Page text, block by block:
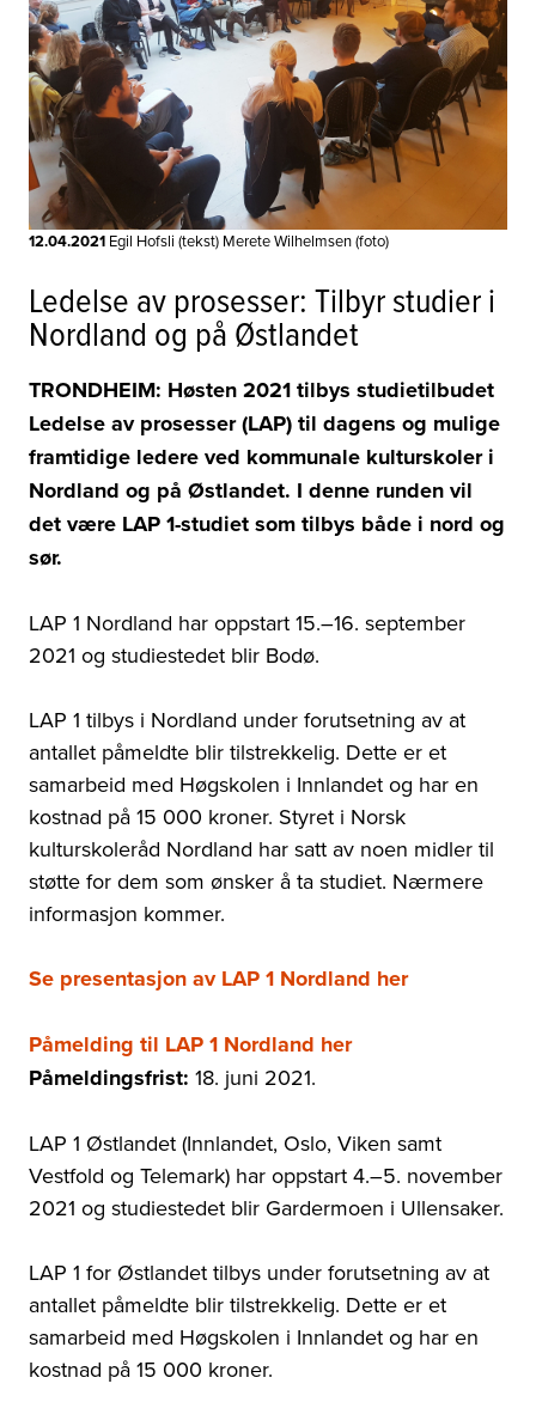
12.04.2021 Egil Hofsli (tekst) Merete Wilhelmsen (foto)
Ledelse av prosesser: Tilbyr studier i
Nordland og på Østlandet
TRONDHEIM: Høsten 2021 tilbys studietilbudet
Ledelse av prosesser (LAP) til dagens og mulige
framtidige ledere ved kommunale kulturskoler i
Nordland og på Østlandet. I denne runden vil
det være LAP 1-studiet som tilbys både i nord og
sør.
LAP 1 Nordland har oppstart 15.–16. september
2021 og studiestedet blir Bodø.
LAP 1 tilbys i Nordland under forutsetning av at
antallet påmeldte blir tilstrekkelig. Dette er et
samarbeid med Høgskolen i Innlandet og har en
kostnad på 15 000 kroner. Styret i Norsk
kulturskoleråd Nordland har satt av noen midler til
støtte for dem som ønsker å ta studiet. Nærmere
informasjon kommer.
Se presentasjon av LAP 1 Nordland her
Påmelding til LAP 1 Nordland her
Påmeldingsfrist: 18. juni 2021.
LAP 1 Østlandet (Innlandet, Oslo, Viken samt
Vestfold og Telemark) har oppstart 4.–5. november
2021 og studiestedet blir Gardermoen i Ullensaker.
LAP 1 for Østlandet tilbys under forutsetning av at
antallet påmeldte blir tilstrekkelig. Dette er et
samarbeid med Høgskolen i Innlandet og har en
kostnad på 15 000 kroner.